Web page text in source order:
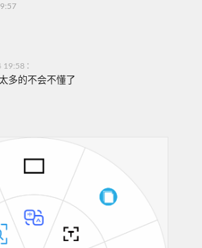
19:58 :
多的不会不懂了